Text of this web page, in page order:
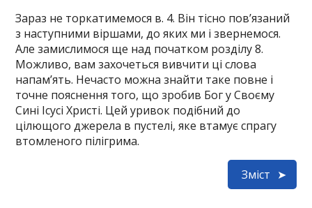
Зараз не торкатимемося в. 4. Він тісно пов’язаний
з наступними віршами, до яких ми і звернемося.
Але замислимося ще над початком розділу 8.
Можливо, вам захочеться вивчити ці слова
напам’ять. Нечасто можна знайти таке повне і
точне пояснення того, що зробив Бог у Своєму
Сині Ісусі Христі. Цей уривок подібний до
цілющого джерела в пустелі, яке втамує спрагу
втомленого пілігрима.
Зміст